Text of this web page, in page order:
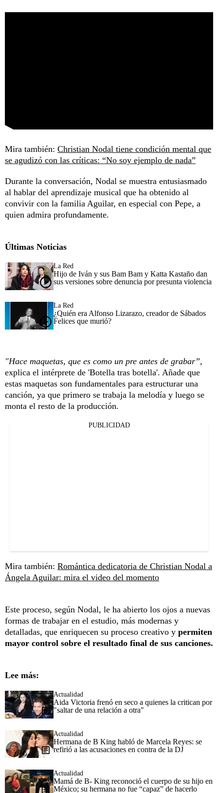
Mira también: Christian Nodal tiene condición mental que
se agudizó con las críticas: “No soy ejemplo de nada”
Durante la conversación, Nodal se muestra entusiasmado
al hablar del aprendizaje musical que ha obtenido al
convivir con la familia Aguilar, en especial con Pepe, a
quien admira profundamente.
Últimas Noticias
La Red
Hijo de Iván y sus Bam Bam y Katta Kastaño dan
sus versiones sobre denuncia por presunta violencia
La Red
¿Quién era Alfonso Lizarazo, creador de Sábados
Felices que murió?
"Hace maquetas, que es como un pre antes de grabar”,
explica el intérprete de 'Botella tras botella'. Añade que
estas maquetas son fundamentales para estructurar una
canción, ya que primero se trabaja la melodía y luego se
monta el resto de la producción.
PUBLICIDAD
Mira también: Romántica dedicatoria de Christian Nodal a
Ángela Aguilar: mira el video del momento
Este proceso, según Nodal, le ha abierto los ojos a nuevas
formas de trabajar en el estudio, más modernas y
detalladas, que enriquecen su proceso creativo y permiten
mayor control sobre el resultado final de sus canciones.
Lee más:
Actualidad
Aida Victoria frenó en seco a quienes la critican por
"saltar de una relación a otra"
Actualidad
Hermana de B King habló de Marcela Reyes: se
refirió a las acusaciones en contra de la DJ
Actualidad
Mamá de B- King reconoció el cuerpo de su hijo en
México; su hermana no fue “capaz” de hacerlo